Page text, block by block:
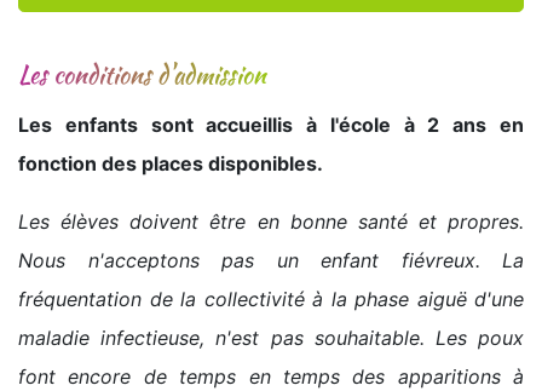
Les conditions d'admission
Les enfants sont accueillis à l'école à 2 ans en
fonction des places disponibles.
Les élèves doivent être en bonne santé et propres.
Nous n'acceptons pas un enfant fiévreux. La
fréquentation de la collectivité à la phase aiguë d'une
maladie infectieuse, n'est pas souhaitable. Les poux
font encore de temps en temps des apparitions à